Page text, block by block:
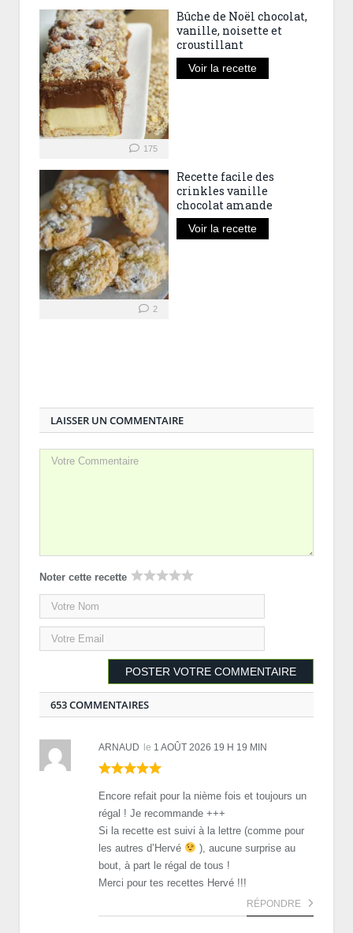
175
Bûche de Noël chocolat,
vanille, noisette et
croustillant
Voir la recette
2
Recette facile des
crinkles vanille
chocolat amande
Voir la recette
LAISSER UN COMMENTAIRE
Noter cette recette
653 COMMENTAIRES
ARNAUD le 1 AOÛT 2026 19 H 19 MIN
Encore refait pour la nième fois et toujours un
régal ! Je recommande +++
Si la recette est suivi à la lettre (comme pour
les autres d’Hervé
), aucune surprise au
bout, à part le régal de tous !
Merci pour tes recettes Hervé !!!
RÉPONDRE